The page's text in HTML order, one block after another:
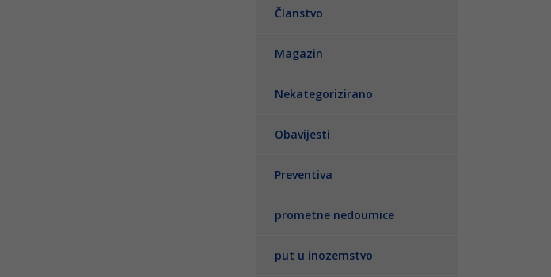
Članstvo
Magazin
Nekategorizirano
Obavijesti
Preventiva
prometne nedoumice
put u inozemstvo